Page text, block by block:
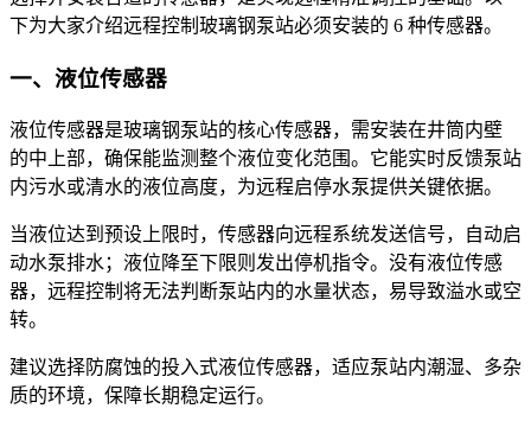
下为大家介绍远程控制玻璃钢泵站必须安装的 6 种传感器。
一、液位传感器
液位传感器是玻璃钢泵站的核心传感器，需安装在井筒内壁
的中上部，确保能监测整个液位变化范围。它能实时反馈泵站
内污水或清水的液位高度，为远程启停水泵提供关键依据。
当液位达到预设上限时，传感器向远程系统发送信号，自动启
动水泵排水；液位降至下限则发出停机指令。没有液位传感
器，远程控制将无法判断泵站内的水量状态，易导致溢水或空
转。
建议选择防腐蚀的投入式液位传感器，适应泵站内潮湿、多杂
质的环境，保障长期稳定运行。